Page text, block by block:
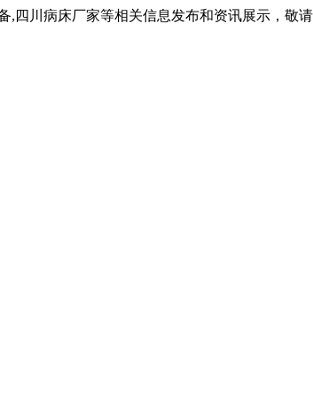
,四川病床厂家等相关信息发布和资讯展示，敬